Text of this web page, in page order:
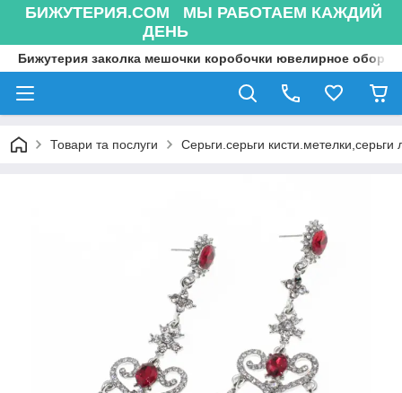
БИЖУТЕРИЯ.COM МЫ РАБОТАЕМ КАЖДИЙ
ДЕНЬ
Бижутерия заколка мешочки коробочки ювелирное
Товари та послуги Серьги.серьги